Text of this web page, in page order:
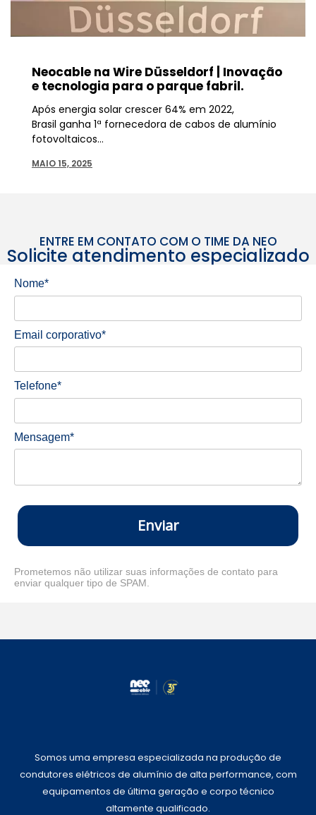
Neocable na Wire Düsseldorf | Inovação
e tecnologia para o parque fabril.
Após energia solar crescer 64% em 2022,
Brasil ganha 1ª fornecedora de cabos de alumínio
fotovoltaicos…
MAIO 15, 2025
ENTRE EM CONTATO COM O TIME DA NEO
Solicite atendimento especializado
Nome*
Email corporativo*
Telefone*
Mensagem*
Enviar
Prometemos não utilizar suas informações de contato para
enviar qualquer tipo de SPAM.
Somos uma empresa especializada na produção de
condutores elétricos de alumínio de alta performance, com
equipamentos de última geração e corpo técnico
altamente qualificado.